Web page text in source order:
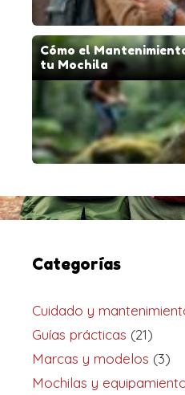
Cómo el
tu Mochila
Categorías
Cuidado y
Guías prácticas (21)
Marcas y modelos (3)
Mochilas y